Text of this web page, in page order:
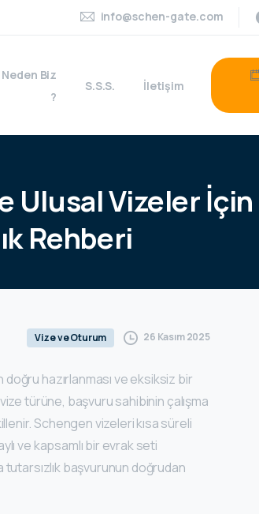
info@schen-gate.com
Neden Biz
?
S.S.S. İletişim
UlusalVizelerİçin
Rehberi
Vize ve Oturum 26 Kasım 2025
doğru hazırlanması ve eksiksiz bir
türüne, başvuru sahibinin çalışma
Schengen vizeleri kısa süreli
ve kapsamlı bir evrak seti
başvurunun doğrudan